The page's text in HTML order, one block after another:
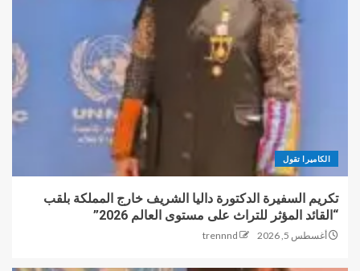
الكاميرا تقول
تكريم السفيرة الدكتورة داليا الشريف خارج المملكة بلقب
“القائد المؤثر للتراث على مستوى العالم 2026”
أغسطس 5, 2026 trennnd